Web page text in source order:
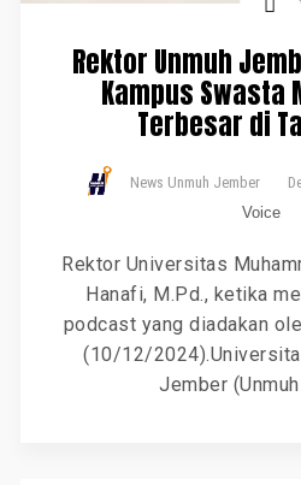
Rektor Unmuh
Kampus Swasta
Terbesar di
News Unmuh Jember
Voice
Rektor Universitas
Hanafi, M.Pd., ketika
podcast yang diadakan
(10/12/
Jember